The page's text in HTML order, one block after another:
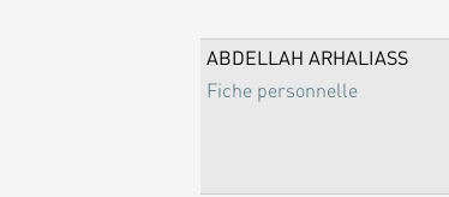
ABDELLAH ARHALIASS
Fiche personnelle